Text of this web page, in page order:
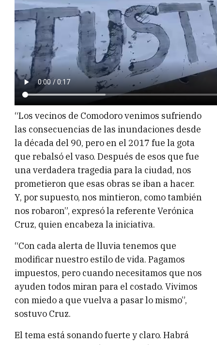
“Los vecinos de Comodoro venimos sufriendo
las consecuencias de las inundaciones desde
la década del 90, pero en el 2017 fue la gota
que rebalsó el vaso. Después de esos que fue
una verdadera tragedia para la ciudad, nos
prometieron que esas obras se iban a hacer.
Y, por supuesto, nos mintieron, como también
nos robaron”, expresó la referente Verónica
Cruz, quien encabeza la iniciativa.
“Con cada alerta de lluvia tenemos que
modificar nuestro estilo de vida. Pagamos
impuestos, pero cuando necesitamos que nos
ayuden todos miran para el costado. Vivimos
con miedo a que vuelva a pasar lo mismo”,
sostuvo Cruz.
El tema está sonando fuerte y claro. Habrá